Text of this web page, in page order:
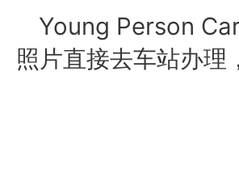
Young Person
照片直接去车站办理